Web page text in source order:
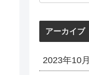
アーカイブ
2023年10月